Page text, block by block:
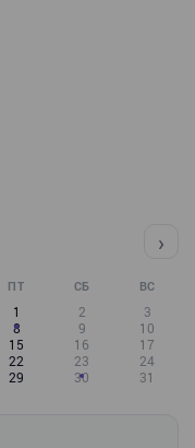
›
ПТ СБ ВС
1 2
3
8 9
10
15 16
17
22 23
24
29 30 31